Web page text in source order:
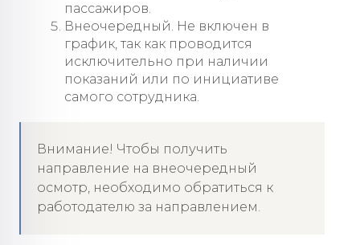
пассажиров.
Внеочередный. Не включен в
график, так как проводится
исключительно при наличии
показаний или по инициативе
самого сотрудника.
Внимание! Чтобы получить
направление на внеочередный
осмотр, необходимо обратиться к
работодателю за направлением.